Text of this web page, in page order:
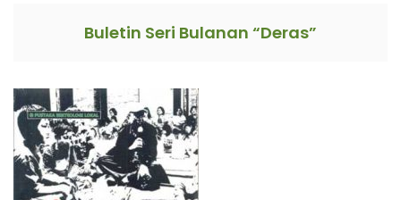
Buletin Seri Bulanan “Deras”